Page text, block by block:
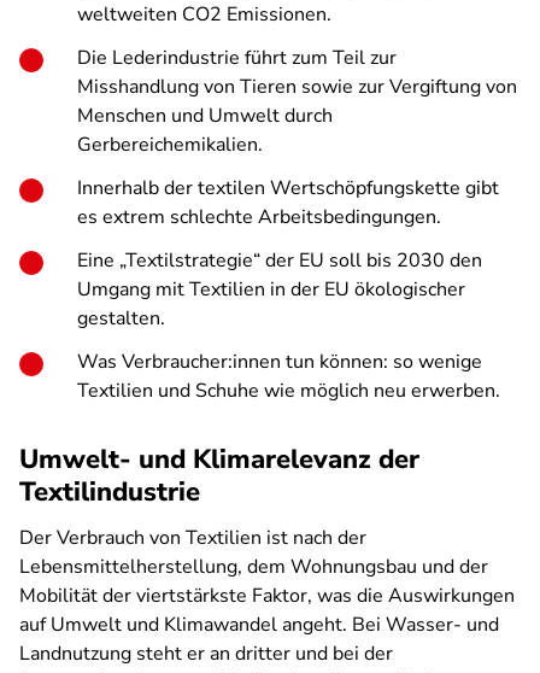
weltweiten CO2 Emissionen.
Die Lederindustrie führt zum Teil zur
Misshandlung von Tieren sowie zur Vergiftung von
Menschen und Umwelt durch
Gerbereichemikalien.
Innerhalb der textilen Wertschöpfungskette gibt
es extrem schlechte Arbeitsbedingungen.
Eine „Textilstrategie“ der EU soll bis 2030 den
Umgang mit Textilien in der EU ökologischer
gestalten.
Was Verbraucher:innen tun können: so wenige
Textilien und Schuhe wie möglich neu erwerben.
Umwelt- und Klimarelevanz der
Textilindustrie
Der Verbrauch von Textilien ist nach der
Lebensmittelherstellung, dem Wohnungsbau und der
Mobilität der viertstärkste Faktor, was die Auswirkungen
auf Umwelt und Klimawandel angeht. Bei Wasser- und
Landnutzung steht er an dritter und bei der